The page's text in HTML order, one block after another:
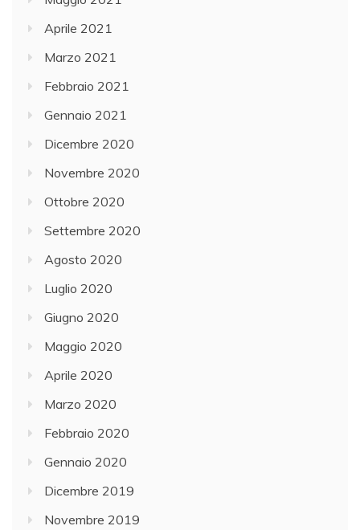
Aprile 2021
Marzo 2021
Febbraio 2021
Gennaio 2021
Dicembre 2020
Novembre 2020
Ottobre 2020
Settembre 2020
Agosto 2020
Luglio 2020
Giugno 2020
Maggio 2020
Aprile 2020
Marzo 2020
Febbraio 2020
Gennaio 2020
Dicembre 2019
Novembre 2019